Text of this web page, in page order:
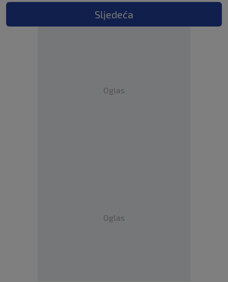
Sljedeća
Oglas
Oglas